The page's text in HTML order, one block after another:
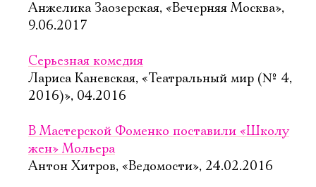
Анжелика Заозерская, «Вечерняя Москва»,
9.06.2017
Серьезная комедия
Лариса Каневская, «Театральный мир (№ 4,
2016)», 04.2016
В Мастерской Фоменко поставили «Школу
жен» Мольера
Антон Хитров, «Ведомости», 24.02.2016